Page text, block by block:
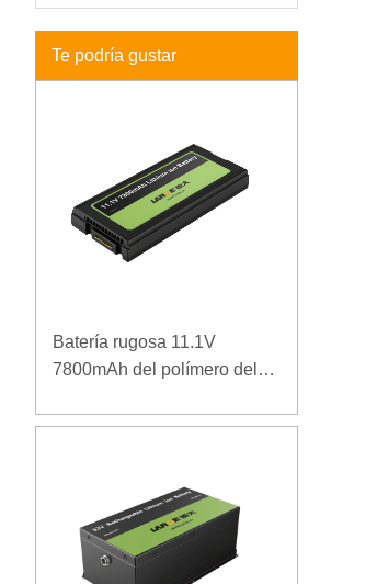
Te podría gustar
Batería rugosa 11.1V
7800mAh del polímero del
densidad de alta energía de